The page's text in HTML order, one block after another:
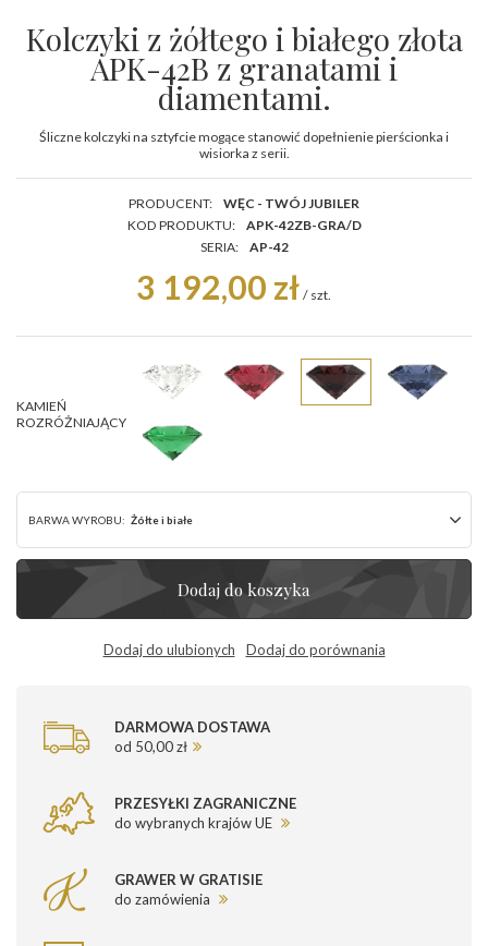
Kolczyki z żółtego i białego złota
APK-42B z granatami i
diamentami.
Śliczne kolczyki na sztyfcie mogące stanowić dopełnienie pierścionka i
wisiorka z serii.
PRODUCENT:
WĘC - TWÓJ JUBILER
KOD PRODUKTU:
APK-42ZB-GRA/D
SERIA:
AP-42
3 192,00 zł / szt.
KAMIEŃ
ROZRÓŻNIAJĄCY
BARWA WYROBU: Żółte i białe
Dodaj do koszyka
Dodaj do ulubionych Dodaj do porównania
DARMOWA DOSTAWA
od 50,00 zł
PRZESYŁKI ZAGRANICZNE
do wybranych krajów UE
GRAWER W GRATISIE
do zamówienia